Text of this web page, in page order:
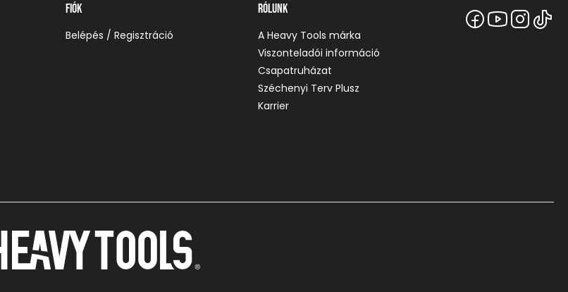
Fiók
Belépés / Regisztráció
Rólunk
A Heavy Tools márka
Viszonteladói információ
Csapatruházat
Széchenyi Terv Plusz
Karrier